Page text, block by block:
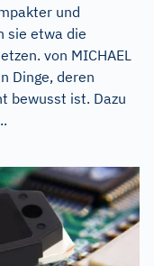
und
sie etwa die
von MICHAEL
Dinge, deren
bewusst ist. Dazu